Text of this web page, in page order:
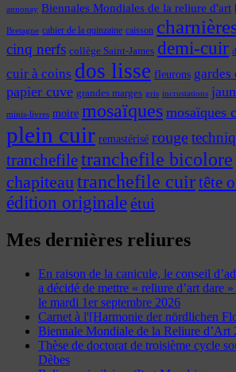
annonay Biennales Mondiales de la reliure d'art
Bretagne cahier de la quinzaine caisson
cinq nerfs collège Saint-James demi-cuir
cuir à coins dos lisse fleurons gardes
papier cuve grandes marges gris incrustations
minis-livres moire mosaïques mosaïques
plein cuir remastérisé rouge
tranchefiletranchefile bicolore
chapiteautranchefile cuirtête
édition originaleétui
Mes dernières reliures
En raison de la canicule, le conseil
a décidé de mettre « reliure d’art dare
le mardi 1er septembre 2026
Carnet à l'[Harmonie der nördlichen
Biennale Mondiale de la Reliure d’Art
Thèse de doctorat de troisième cycle
Dèbes